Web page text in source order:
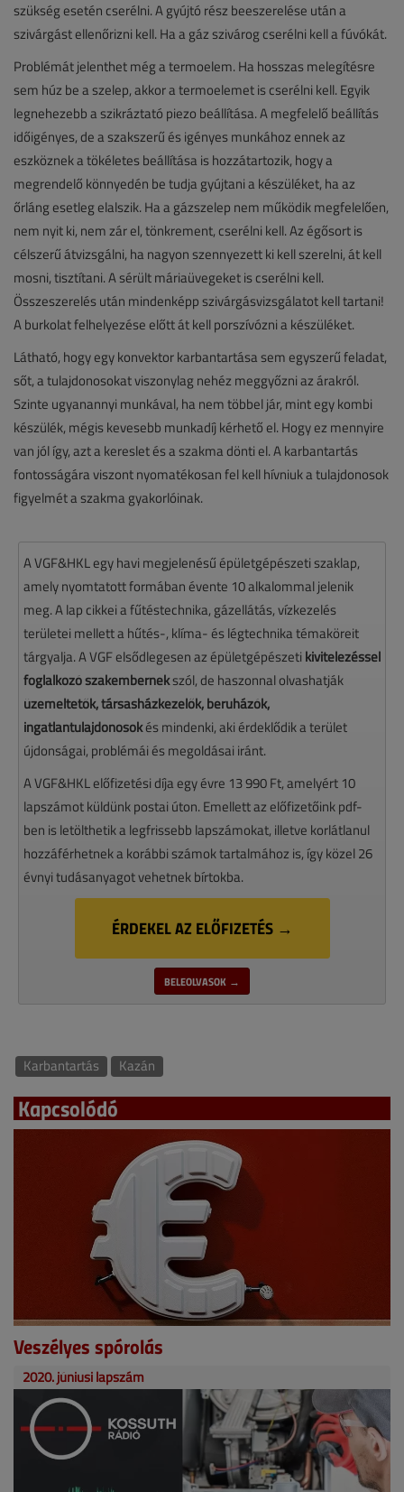
szükség esetén cserélni. A gyújtó rész beeszerelése után a
szivárgást ellenőrizni kell. Ha a gáz szivárog cserélni kell a fúvókát.
Problémát jelenthet még a termoelem. Ha hosszas melegítésre
sem húz be a szelep, akkor a termoelemet is cserélni kell. Egyik
legnehezebb a szikráztató piezo beállítása. A megfelelő beállítás
időigényes, de a szakszerű és igényes munkához ennek az
eszköznek a tökéletes beállítása is hozzátartozik, hogy a
megrendelő könnyedén be tudja gyújtani a készüléket, ha az
őrláng esetleg elalszik. Ha a gázszelep nem működik megfelelően,
nem nyit ki, nem zár el, tönkrement, cserélni kell. Az égősort is
célszerű átvizsgálni, ha nagyon szennyezett ki kell szerelni, át kell
mosni, tisztítani. A sérült máriaüvegeket is cserélni kell.
Összeszerelés után mindenképp szivárgásvizsgálatot kell tartani!
A burkolat felhelyezése előtt át kell porszívózni a készüléket.
Látható, hogy egy konvektor karbantartása sem egyszerű feladat,
sőt, a tulajdonosokat viszonylag nehéz meggyőzni az árakról.
Szinte ugyanannyi munkával, ha nem többel jár, mint egy kombi
készülék, mégis kevesebb munkadíj kérhető el. Hogy ez mennyire
van jól így, azt a kereslet és a szakma dönti el. A karbantartás
fontosságára viszont nyomatékosan fel kell hívniuk a tulajdonosok
figyelmét a szakma gyakorlóinak.
A VGF&HKL egy havi megjelenésű épületgépészeti szaklap,
amely nyomtatott formában évente 10 alkalommal jelenik
meg. A lap cikkei a fűtéstechnika, gázellátás, vízkezelés
területei mellett a hűtés-, klíma- és légtechnika témaköreit
tárgyalja. A VGF elsődlegesen az épületgépészeti kivitelezéssel
foglalkozó szakembernekszól, de haszonnal olvashatják
üzemeltetők, társasházkezelők, beruházók,
ingatlantulajdonosokés mindenki, aki érdeklődik a terület
újdonságai, problémái és megoldásai iránt.
A VGF&HKL előfizetési díja egy évre 13 990 Ft, amelyért 10
lapszámot küldünk postai úton. Emellett az előfizetőink pdf-
ben is letölthetik a legfrissebb lapszámokat, illetve korlátlanul
hozzáférhetnek a korábbi számok tartalmához is, így közel 26
évnyi tudásanyagot vehetnek bírtokba.
ÉRDEKEL AZ ELŐFIZETÉS →
BELEOLVASOK →
Karbantartás Kazán
Kapcsolódó
Veszélyes spórolás
2020. júniusi lapszám